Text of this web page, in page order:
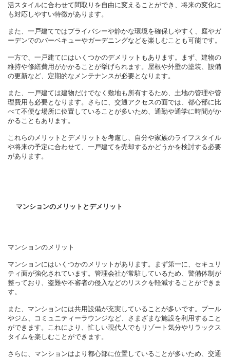
活スタイルに合わせて間取りを自由に変えることができ、将来の変化に
も対応しやすい特徴があります。
また、一戸建てではプライバシーや静かな環境を確保しやすく、庭やガ
ーデンでのバーベキューやガーデニングなどを楽しむことも可能です。
一方で、一戸建てにはいくつかのデメリットもあります。まず、建物の
維持や修繕費用がかかることが挙げられます。屋根や外壁の塗装、設備
の更新など、定期的なメンテナンスが必要となります。
また、一戸建ては建物だけでなく敷地も所有するため、土地の管理や管
理費用も必要となります。さらに、交通アクセスの面では、都心部に比
べて不便な場所に位置していることが多いため、通勤や通学に時間がか
かることもあります。
これらのメリットとデメリットを考慮し、自分や家族のライフスタイル
や将来の予定に合わせて、一戸建てを売却するかどうかを検討する必要
があります。
マンションのメリットとデメリット
マンションのメリット
マンションにはいくつかのメリットがあります。まず第一に、セキュリ
ティ面が強化されています。管理会社が常駐しているため、警備体制が
整っており、盗難や不審者の侵入などのリスクを軽減することができま
す。
また、マンションには共用設備が充実していることが多いです。プール
やジム、コミュニティーラウンジなど、さまざまな施設を利用すること
ができます。これにより、忙しい現代人でもリゾート気分やリラックス
タイムを楽しむことができます。
さらに、マンションはより都心部に位置していることが多いため、交通